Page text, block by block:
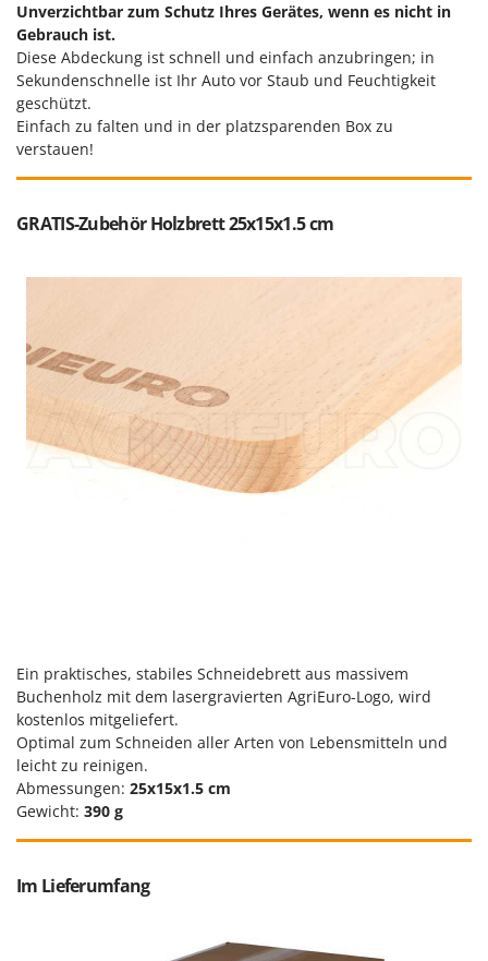
MTD
N
New O.M.R.A.
Nilfisk
Ninja
Novital
O
Officine Savioli
Oliviero
Olix
OMA
P
Palazzetti
Palumbo Pavi
Partisani
Paterlini
Philips
Pramac
Prismafood
Unverzichtbar zum Schutz Ihres Gerätes, wenn es nicht in
Gebrauch ist.
Diese Abdeckung ist schnell und einfach anzubringen; in
Sekundenschnelle ist Ihr Auto vor Staub und Feuchtigkeit
geschützt.
Einfach zu falten und in der platzsparenden Box zu
verstauen!
GRATIS-Zubehör Holzbrett 25x15x1.5 cm
Ein praktisches, stabiles Schneidebrett aus massivem
Buchenholz mit dem lasergravierten AgriEuro-Logo, wird
kostenlos mitgeliefert.
Optimal zum Schneiden aller Arten von Lebensmitteln und
leicht zu reinigen.
Abmessungen: 25x15x1.5 cm
Gewicht: 390 g
Im Lieferumfang